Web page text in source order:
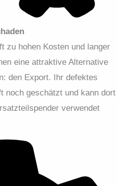
zu hohen Kosten und langer
eine attraktive Alternative
den Export. Ihr defektes
noch geschätzt und kann dort
verwendet